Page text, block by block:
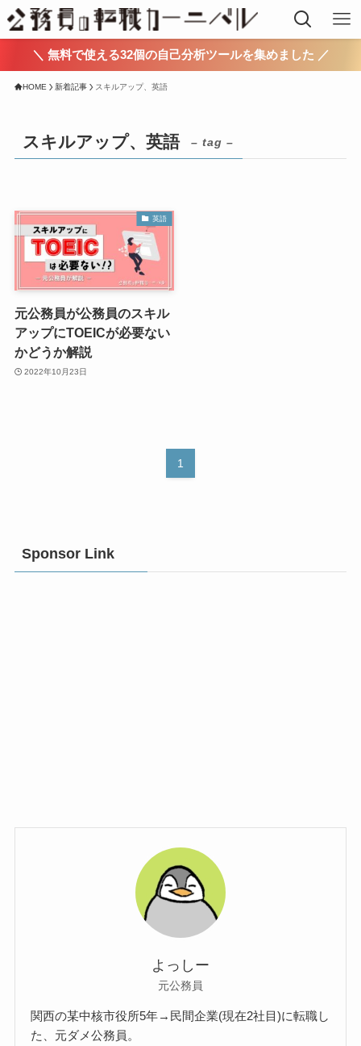
＼ 無料で使える32個の自己分析ツールを集めました ／
HOME 新着記事 スキルアップ、英語
スキルアップ、英語 – tag –
英語
元公務員が公務員のスキル
アップにTOEICが必要ない
かどうか解説
2022年10月23日
1
Sponsor Link
よっしー
元公務員
関西の某中核市役所5年→民間企業(現在2社目)に転職し
た、元ダメ公務員。